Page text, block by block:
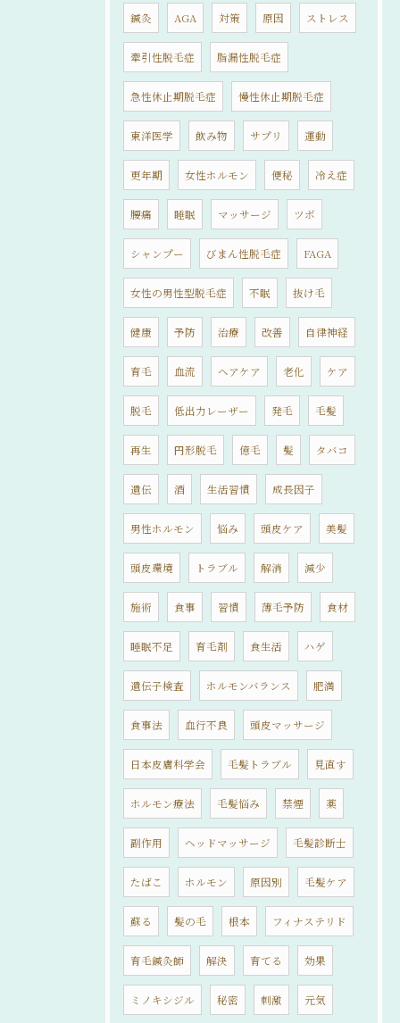
鍼灸 AGA 対策 原因 ストレス
牽引性脱毛症 脂漏性脱毛症
急性休止期脱毛症 慢性休止期脱毛症
東洋医学 飲み物 サプリ 運動
更年期 女性ホルモン 便秘 冷え症
腰痛 睡眠 マッサージ ツボ
シャンプー びまん性脱毛症 FAGA
女性の男性型脱毛症 不眠 抜け毛
健康 予防 治療 改善 自律神経
育毛 血流 ヘアケア 老化 ケア
脱毛 低出力レーザー 発毛 毛髪
再生 円形脱毛 億毛 髪 タバコ
遺伝 酒 生活習慣 成長因子
男性ホルモン 悩み 頭皮ケア 美髪
頭皮環境 トラブル 解消 減少
施術 食事 習慣 薄毛予防 食材
睡眠不足 育毛剤 食生活 ハゲ
遺伝子検査 ホルモンバランス 肥満
食事法 血行不良 頭皮マッサージ
日本皮膚科学会 毛髪トラブル 見直す
ホルモン療法 毛髪悩み 禁煙 薬
副作用 ヘッドマッサージ 毛髪診断士
たばこ ホルモン 原因別 毛髪ケア
蘇る 髪の毛 根本 フィナステリド
育毛鍼灸師 解決 育てる 効果
ミノキシジル 秘密 刺激 元気